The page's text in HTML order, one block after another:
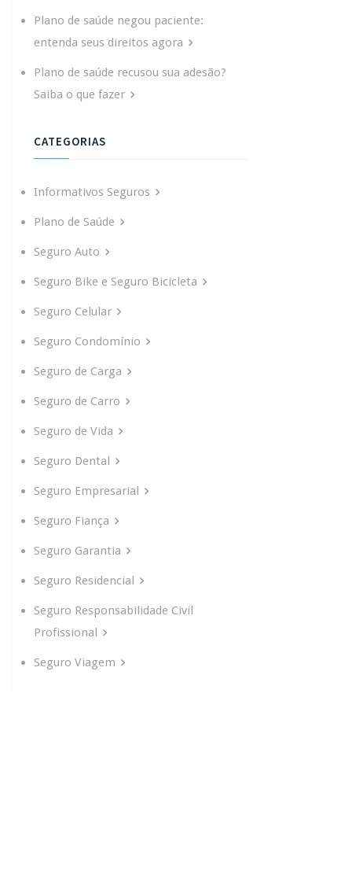
Plano de saúde negou paciente:
entenda seus direitos agora
Plano de saúde recusou sua adesão?
Saiba o que fazer
CATEGORIAS
Informativos Seguros
Plano de Saúde
Seguro Auto
Seguro Bike e Seguro Bicicleta
Seguro Celular
Seguro Condomínio
Seguro de Carga
Seguro de Carro
Seguro de Vida
Seguro Dental
Seguro Empresarial
Seguro Fiança
Seguro Garantia
Seguro Residencial
Seguro Responsabilidade Civil
Profissional
Seguro Viagem